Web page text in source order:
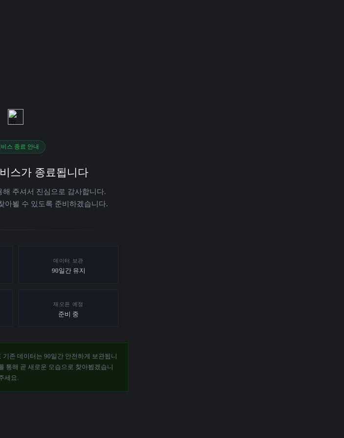
비스 종료 안내
스가 종료됩니다
해 주셔서 진심으로 감사합니다.
아뵐 수 있도록 준비하겠습니다.
데이터 보관
90일간 유지
재오픈 예정
준비 중
존 데이터는 90일간 안전하게 보관됩니
통해 곧 새로운 모습으로 찾아뵙겠습니
세요.